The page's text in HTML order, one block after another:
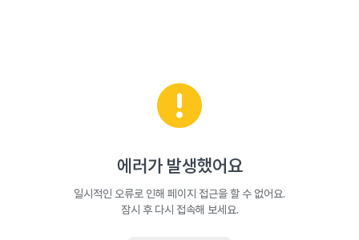
에러가 발생했어요
일시적인 오류로 인해 페이지 접근을 할 수 없어요.
잠시 후 다시 접속해 보세요.